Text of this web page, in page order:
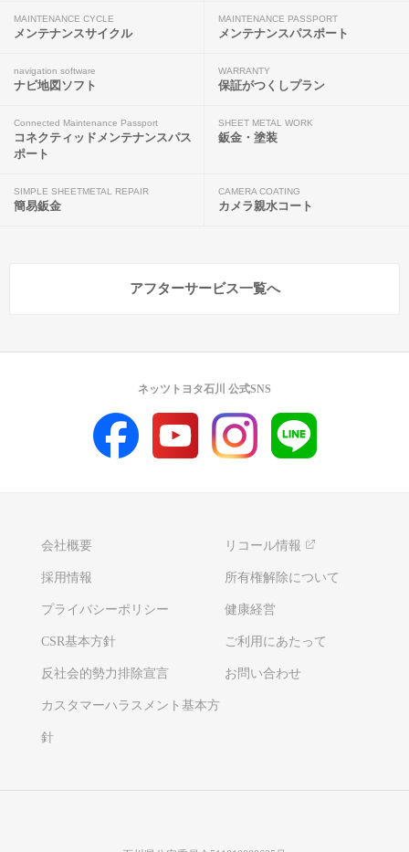
MAINTENANCE CYCLE
メンテナンスサイクル
MAINTENANCE PASSPORT
メンテナンスパスポート
navigation software
ナビ地図ソフト
WARRANTY
保証がつくしプラン
Connected Maintenance Passport
コネクティッドメンテナンスパス
ポート
SHEET METAL WORK
鈑金・塗装
SIMPLE SHEETMETAL REPAIR
簡易鈑金
CAMERA COATING
カメラ親水コート
アフターサービス一覧へ
会社概要 リコール情報
採用情報 所有権解除について
プライバシーポリシー 健康経営
CSR基本方針 ご利用にあたって
反社会的勢力排除宣言 お問い合わせ
カスタマーハラスメント基本方
針
ネッツトヨタ石川 公式SNS